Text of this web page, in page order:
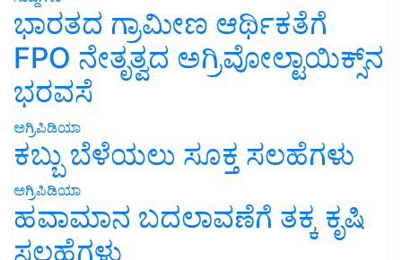
ಭಾರತದ ಗ್ರಾಮೀಣ ಆರ್ಥಿಕತೆಗೆ
FPO ನೇತೃತ್ವದ ಅಗ್ರಿವೋಲ್ಟಾಯಿಕ್ಸ್‌ನ
ಭರವಸೆ
ಅಗ್ರಿಪಿಡಿಯಾ
ಕಬ್ಬು ಬೆಳೆಯಲು ಸೂಕ್ತ ಸಲಹೆಗಳು
ಅಗ್ರಿಪಿಡಿಯಾ
ಹವಾಮಾನ ಬದಲಾವಣೆಗೆ ತಕ್ಕ ಕೃಷಿ
ಸಲಹೆಗಳು